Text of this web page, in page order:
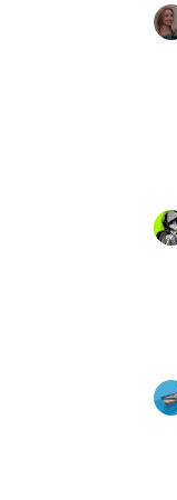
✂️